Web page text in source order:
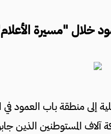
خلال "مسيرة
إلى منطقة باب العمود
آلاف المستوطنين الذين